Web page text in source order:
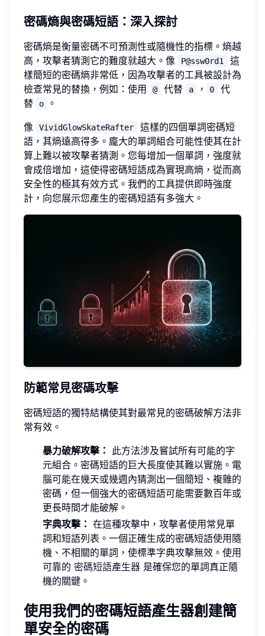
密碼熵與密碼短語：深入探討
密碼熵是衡量密碼不可預測性或隨機性的指標。熵越
高，攻擊者猜測它的難度就越大。像
P@ssw0rd1
這
樣簡短的密碼熵非常低，因為攻擊者的工具被設計為
檢查常見的替換，例如：使用
@ 代替 a ， 0
代
替
o
。
像
VividGlowSkateRafter
這樣的四個單詞密碼短
語，其熵遠高得多。龐大的單詞組合可能性使其在計
算上難以被攻擊者猜測。您每增加一個單詞，強度就
會成倍增加，這使得密碼短語成為實現高熵，從而高
安全性的極其有效方式。我們的工具提供即時強度
計，向您展示您產生的密碼短語有多強大。
防範常見密碼攻擊
密碼短語的獨特結構使其對最常見的密碼破解方法非
常有效。
暴力破解攻擊：
此方法涉及嘗試所有可能的字
元組合。密碼短語的巨大長度使其難以實施。電
腦可能在幾天或幾週內猜測出一個簡短、複雜的
密碼，但一個強大的密碼短語可能需要數百年或
更長時間才能破解。
字典攻擊： 在這種攻擊中，攻擊者使用常見單
詞和短語列表。一個正確生成的密碼短語使用隨
機、不相關的單詞，使標準字典攻擊無效。使用
可靠的 密碼短語產生器 是確保您的單詞真正隨
機的關鍵。
使用我們的密碼短語產生器創建簡
單安全的密碼